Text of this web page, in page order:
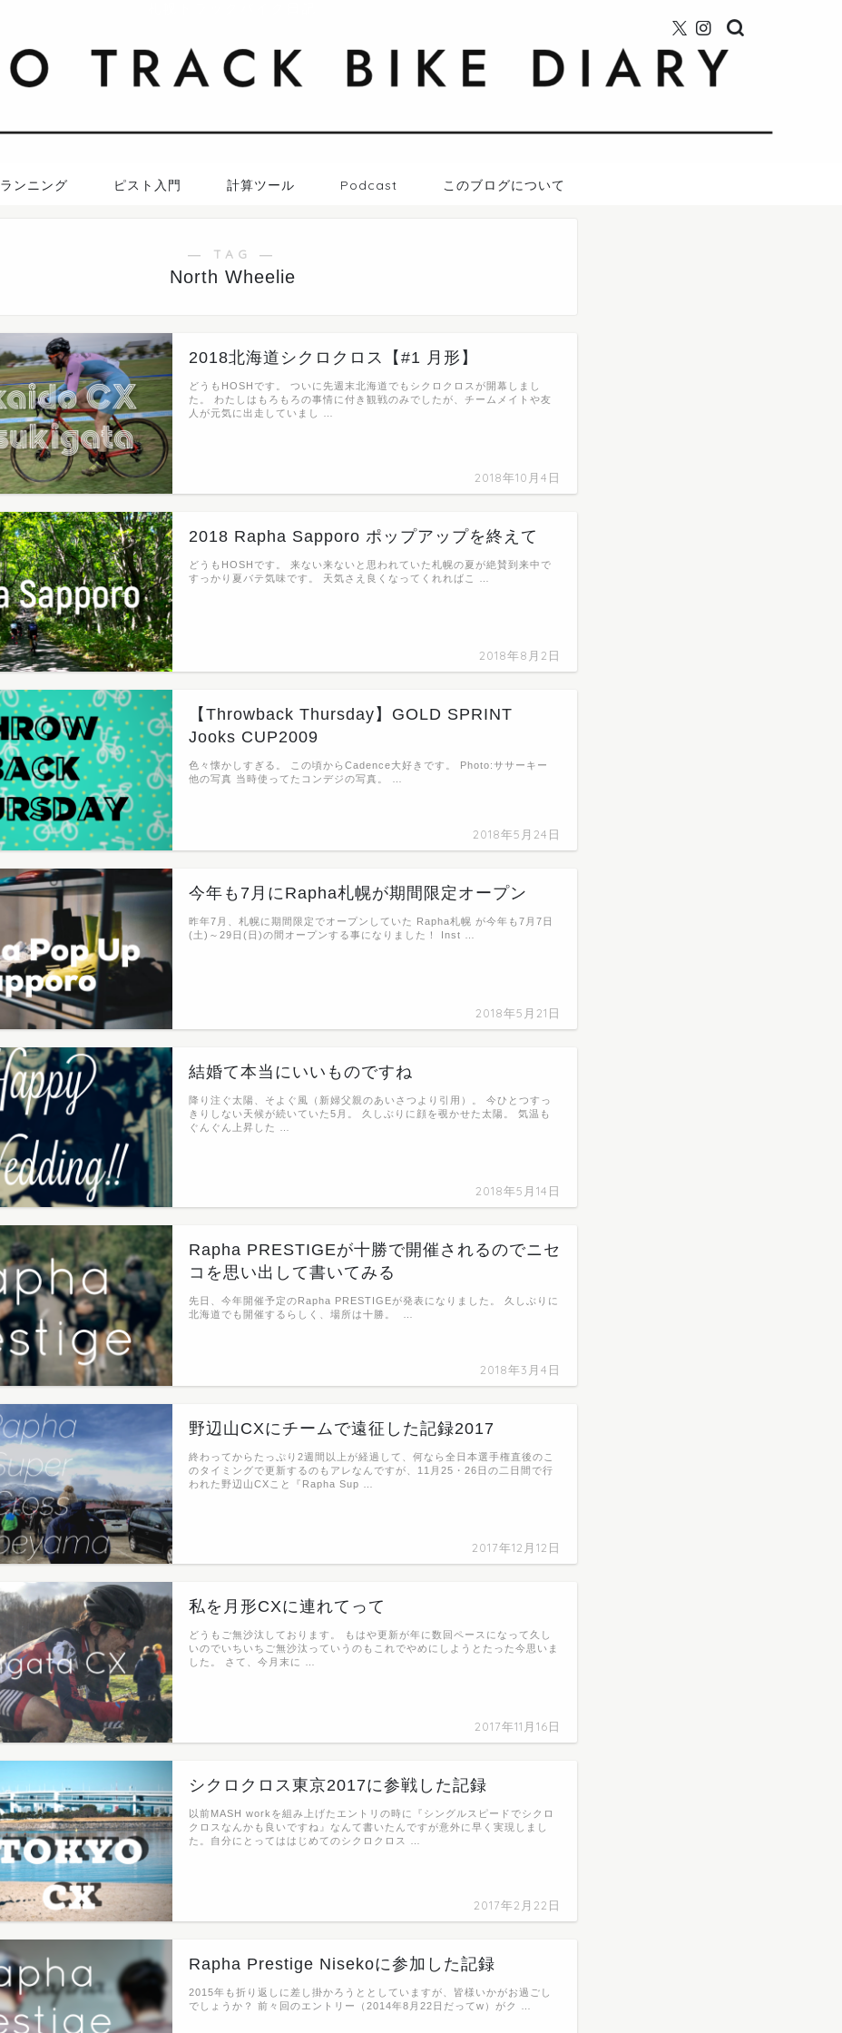
ランニング ピスト入門 計算ツール Podcast このブログについて
― TAG ―
North Wheelie
2018北海道シクロクロス【#1 月形】
2018年10月4日
どうもHOSHです。 ついに先週末北海道でもシクロクロスが開幕しまし
た。 わたしはもろもろの事情に付き観戦のみでしたが、チームメイトや友
人が元気に出走していまし …
2018 Rapha Sapporo ポップアップを終えて
2018年8月2日
どうもHOSHです。 来ない来ないと思われていた札幌の夏が絶賛到来中で
すっかり夏バテ気味です。 天気さえ良くなってくれればこ …
【Throwback Thursday】GOLD SPRINT
Jooks CUP2009
2018年5月24日
色々懐かしすぎる。 この頃からCadence大好きです。 Photo:ササーキー
他の写真 当時使ってたコンデジの写真。 …
今年も7月にRapha札幌が期間限定オープン
2018年5月21日
昨年7月、札幌に期間限定でオープンしていた Rapha札幌 が今年も7月7日
(土)～29日(日)の間オープンする事になりました！ Inst …
結婚て本当にいいものですね
2018年5月14日
降り注ぐ太陽、そよぐ風（新婦父親のあいさつより引用）。 今ひとつすっ
きりしない天候が続いていた5月。 久しぶりに顔を覗かせた太陽。 気温も
ぐんぐん上昇した …
Rapha PRESTIGEが十勝で開催されるのでニセ
コを思い出して書いてみる
2018年3月4日
先日、今年開催予定のRapha PRESTIGEが発表になりました。 久しぶりに
北海道でも開催するらしく、場所は十勝。 …
野辺山CXにチームで遠征した記録2017
2017年12月12日
終わってからたっぷり2週間以上が経過して、何なら全日本選手権直後のこ
のタイミングで更新するのもアレなんですが、11月25・26日の二日間で行
われた野辺山CXこと『Rapha Sup …
私を月形CXに連れてって
2017年11月16日
どうもご無沙汰しております。 もはや更新が年に数回ペースになって久し
いのでいちいちご無沙汰っていうのもこれでやめにしようとたった今思いま
した。 さて、今月末に …
シクロクロス東京2017に参戦した記録
2017年2月22日
以前MASH workを組み上げたエントリの時に『シングルスピードでシクロ
クロスなんかも良いですね』なんて書いたんですが意外に早く実現しまし
た。自分にとってははじめてのシクロクロス …
Rapha Prestige Nisekoに参加した記録
2015年も折り返しに差し掛かろうととしていますが、皆様いかがお過ごし
でしょうか？ 前々回のエントリー（2014年8月22日だってw）がク …